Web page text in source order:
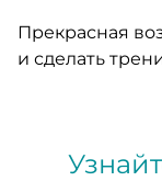
Прекрасная
и сделать